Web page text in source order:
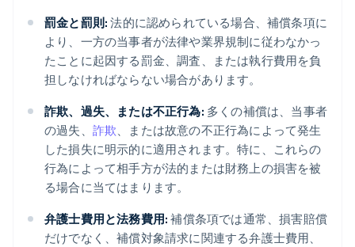
罰金と罰則: 法的に認められている場合、補償条項に
より、一方の当事者が法律や業界規制に従わなかっ
たことに起因する罰金、調査、または執行費用を負
担しなければならない場合があります。
詐欺、過失、または不正行為: 多くの補償は、当事者
の過失、 詐欺、または故意の不正行為によって発生
した損失に明示的に適用されます。特に、これらの
行為によって相手方が法的または財務上の損害を被
る場合に当てはまります。
弁護士費用と法務費用: 補償条項では通常、損害賠償
だけでなく、補償対象請求に関連する弁護士費用、